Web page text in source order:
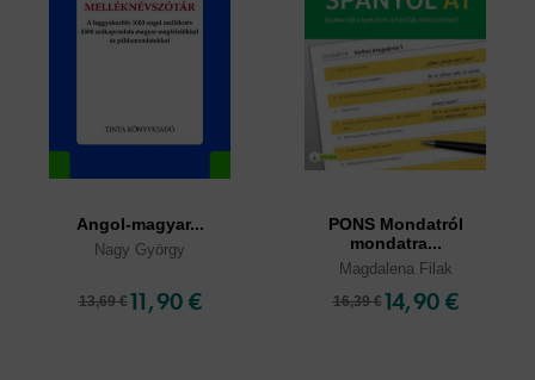
Angol-magyar...
Nagy György
13,69 € 11,90 €
PONS Mondatról
mondatra...
Magdalena Filak
16,39 € 14,90 €